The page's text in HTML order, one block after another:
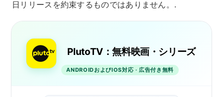
日リリースを約束するものではありません。.
PlutoTV：無料映画・シリーズ
ANDROIDおよびIOS対応 · 広告付き無料